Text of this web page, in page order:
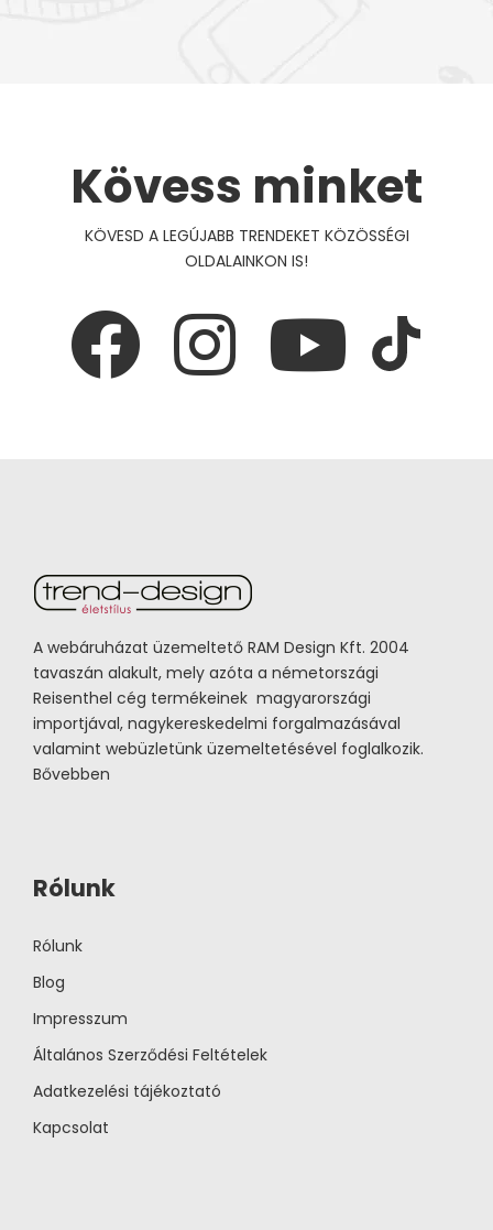
Kövess minket
KÖVESD A LEGÚJABB TRENDEKET KÖZÖSSÉGI
OLDALAINKON IS!
A webáruházat üzemeltető RAM Design Kft. 2004
tavaszán alakult, mely azóta a németországi
Reisenthel cég termékeinek magyarországi
importjával, nagykereskedelmi forgalmazásával
valamint webüzletünk üzemeltetésével foglalkozik.
Bővebben
Rólunk
Rólunk
Blog
Impresszum
Általános Szerződési Feltételek
Adatkezelési tájékoztató
Kapcsolat